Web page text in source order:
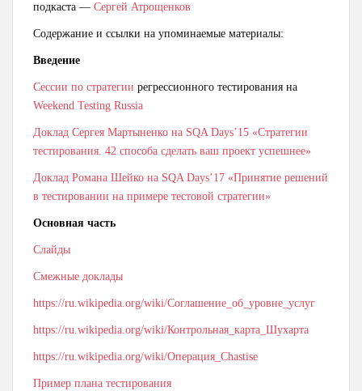
подкаста — Сергей Атрощенков
Содержание и ссылки на упоминаемые материалы:
Введение
Сессии по стратегии регрессионного тестирования на
Weekend Testing Russia
Доклад Сергея Мартыненко на SQA Days’15 «Стратегии
тестирования. 42 способа сделать ваш проект успешнее»
Доклад Романа Шейко на SQA Days’17 «Принятие решений
в тестировании на примере тестовой стратегии»
Основная часть
Слайды
Смежные доклады
https://ru.wikipedia.org/wiki/Соглашение_об_уровне_услуг
https://ru.wikipedia.org/wiki/Контрольная_карта_Шухарта
https://ru.wikipedia.org/wiki/Операция_Chastise
Пример плана тестирования